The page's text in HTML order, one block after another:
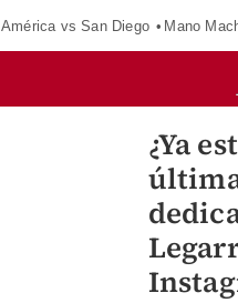
América vs San Diego Mano
¿Ya